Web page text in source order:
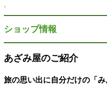
ショップ情報
あざみ屋のご紹介
旅の思い出に自分だけの「